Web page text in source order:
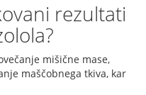
rezultati
mišične mase,
maščobnega tkiva, kar